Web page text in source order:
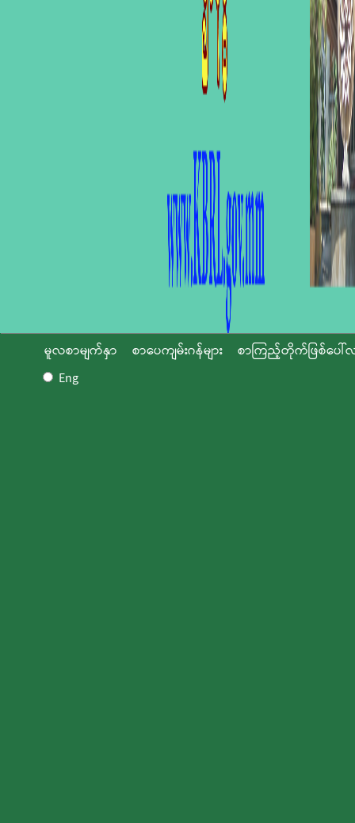
မူလစာမျက်နှာ စာပေကျမ်းဂန်များ
စာကြည့်တိုက်ဖြစ်ပေါ်
Eng